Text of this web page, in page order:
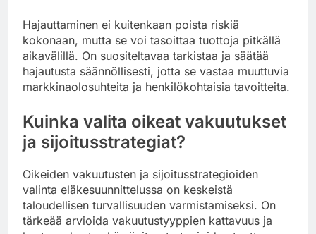
Hajauttaminen ei kuitenkaan poista riskiä
kokonaan, mutta se voi tasoittaa tuottoja pitkällä
aikavälillä. On suositeltavaa tarkistaa ja säätää
hajautusta säännöllisesti, jotta se vastaa muuttuvia
markkinaolosuhteita ja henkilökohtaisia tavoitteita.
Kuinka valita oikeat vakuutukset
ja sijoitusstrategiat?
Oikeiden vakuutusten ja sijoitusstrategioiden
valinta eläkesuunnittelussa on keskeistä
taloudellisen turvallisuuden varmistamiseksi. On
tärkeää arvioida vakuutustyyppien kattavuus ja